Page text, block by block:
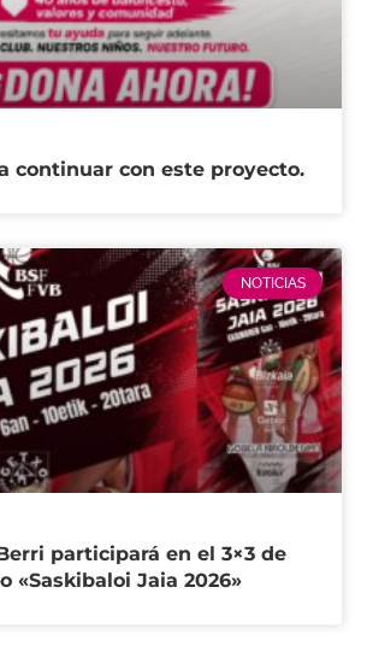
continuar con este proyecto.
NOTICIAS
participará en el 3×3 de
«Saskibaloi Jaia 2026»